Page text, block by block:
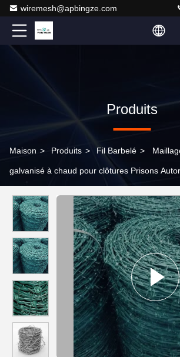
wiremesh@apbingze.com
Produits
Maison > Produits > Fil Barbelé >
galvanisé à chaud pour clôtures Prisons